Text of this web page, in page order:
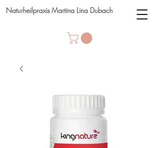
Naturheilpraxis Martina Lina Dubach